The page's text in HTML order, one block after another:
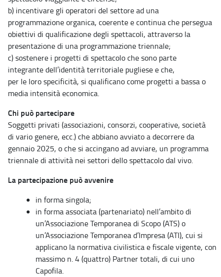
b) incentivare gli operatori del settore ad una
programmazione organica, coerente e continua che persegua
obiettivi di qualificazione degli spettacoli, attraverso la
presentazione di una programmazione triennale;
c) sostenere i progetti di spettacolo che sono parte
integrante dell’identità territoriale pugliese e che,
per le loro specificità, si qualificano come progetti a bassa o
media intensità economica.
Chi può partecipare
Soggetti privati (associazioni, consorzi, cooperative, società
di vario genere, ecc.) che abbiano avviato a decorrere da
gennaio 2025, o che si accingano ad avviare, un programma
triennale di attività nei settori dello spettacolo dal vivo.
La partecipazione può avvenire
in forma singola;
in forma associata (partenariato) nell’ambito di
un’Associazione Temporanea di Scopo (ATS) o
un’Associazione Temporanea d’Impresa (ATI), cui si
applicano la normativa civilistica e fiscale vigente, con
massimo n. 4 (quattro) Partner totali, di cui uno
Capofila.